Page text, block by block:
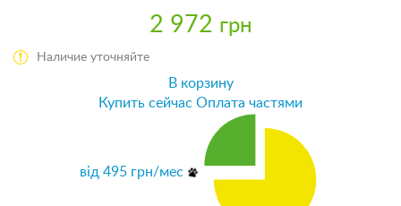
2 972 грн
Наличие уточняйте
В корзину
Купить сейчас Оплата частями
від 495 грн/мес